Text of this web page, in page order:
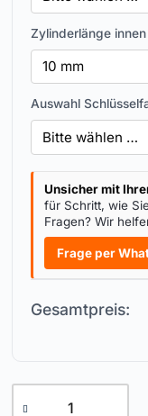
Zylinderlänge innen
Auswahl
Unsicher mit
für Schritt, wie
Fragen? Wir
Frage per
Gesamtpreis: